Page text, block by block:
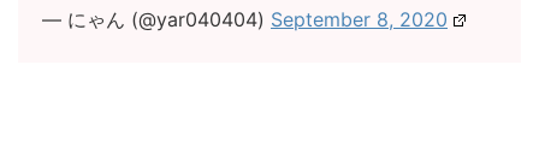
— にゃん (@yar040404) September 8, 2020